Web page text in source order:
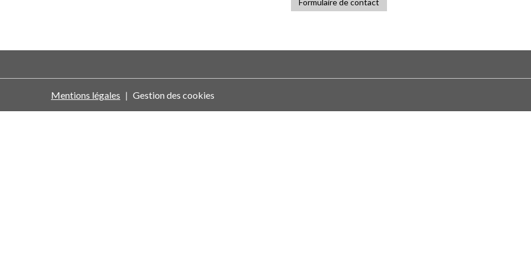
Formulaire de contact
Mentions légales Gestion des cookies